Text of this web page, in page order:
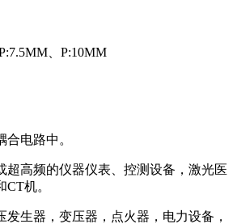
、P:10MM
电路中。
超高频的仪器仪表、控测设备，激光医
机。
发生器，变压器，点火器，电力设备，